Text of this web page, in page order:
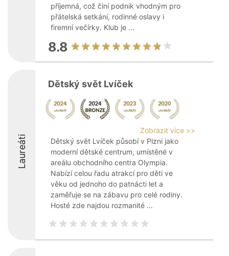
příjemná, což činí podnik vhodným pro
přátelská setkání, rodinné oslavy i
firemní večírky. Klub je ...
8.8
Laureáti
Dětský svět Lvíček
Zobrazit více >>
Dětský svět Lvíček působí v Plzni jako
moderní dětské centrum, umístěné v
areálu obchodního centra Olympia.
Nabízí celou řadu atrakcí pro děti ve
věku od jednoho do patnácti let a
zaměřuje se na zábavu pro celé rodiny.
Hosté zde najdou rozmanité ...